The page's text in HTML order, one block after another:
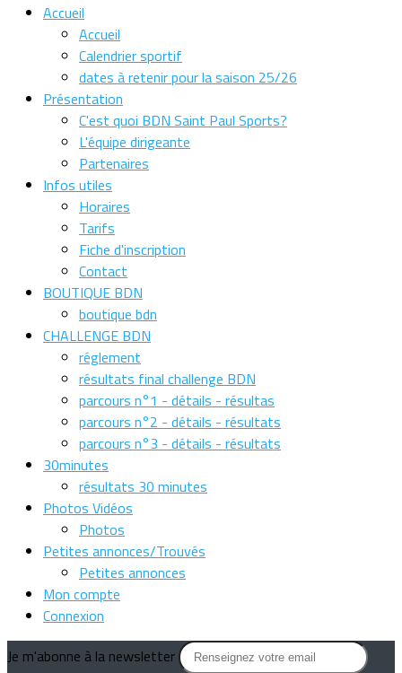
Accueil
Accueil
Calendrier sportif
dates à retenir pour la saison 25/26
Présentation
C'est quoi BDN Saint Paul Sports?
L'équipe dirigeante
Partenaires
Infos utiles
Horaires
Tarifs
Fiche d'inscription
Contact
BOUTIQUE BDN
boutique bdn
CHALLENGE BDN
réglement
résultats final challenge BDN
parcours n°1 - détails - résultas
parcours n°2 - détails - résultats
parcours n°3 - détails - résultats
30minutes
résultats 30 minutes
Photos Vidéos
Photos
Petites annonces/Trouvés
Petites annonces
Mon compte
Connexion
Je m'abonne à la newsletter